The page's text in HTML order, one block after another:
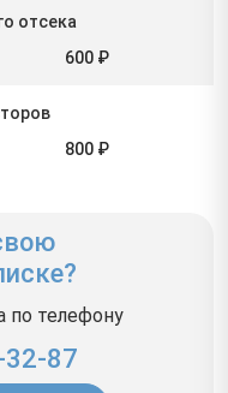
отсека
600 ₽
800 ₽
по телефону
32-87